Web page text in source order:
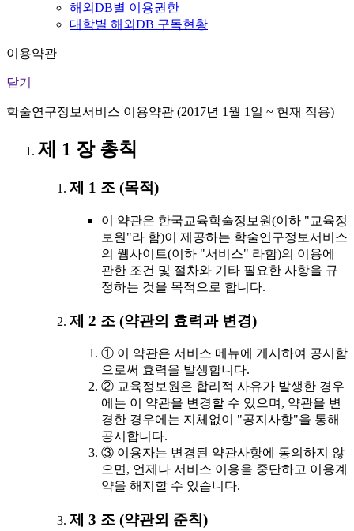
해외DB별 이용권한
대학별 해외DB 구독현황
이용약관
닫기
학술연구정보서비스 이용약관 (2017년 1월 1일 ~ 현재 적용)
제 1 장 총칙
제 1 조 (목적)
이 약관은 한국교육학술정보원(이하 "교육정
보원"라 함)이 제공하는 학술연구정보서비스
의 웹사이트(이하 "서비스" 라함)의 이용에
관한 조건 및 절차와 기타 필요한 사항을 규
정하는 것을 목적으로 합니다.
제 2 조 (약관의 효력과 변경)
① 이 약관은 서비스 메뉴에 게시하여 공시함
으로써 효력을 발생합니다.
② 교육정보원은 합리적 사유가 발생한 경우
에는 이 약관을 변경할 수 있으며, 약관을 변
경한 경우에는 지체없이 "공지사항"을 통해
공시합니다.
③ 이용자는 변경된 약관사항에 동의하지 않
으면, 언제나 서비스 이용을 중단하고 이용계
약을 해지할 수 있습니다.
제 3 조 (약관외 준칙)